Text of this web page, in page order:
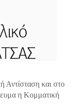
Αντίσταση και στο
η Κομματική